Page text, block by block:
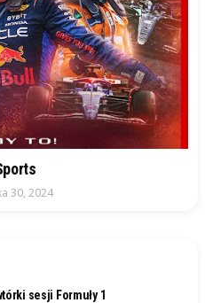
30, 2024
sesji Formuły 1